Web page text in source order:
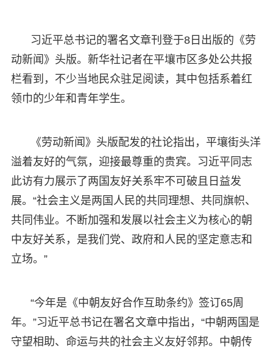
习近平总书记的署名文章刊登于8日出版的《劳
动新闻》头版。新华社记者在平壤市区多处公共报
栏看到，不少当地民众驻足阅读，其中包括系着红
领巾的少年和青年学生。
《劳动新闻》头版配发的社论指出，平壤街头洋
溢着友好的气氛，迎接最尊重的贵宾。习近平同志
此访有力展示了两国友好关系牢不可破且日益发
展。“社会主义是两国人民的共同理想、共同旗帜、
共同伟业。不断加强和发展以社会主义为核心的朝
中友好关系，是我们党、政府和人民的坚定意志和
立场。”
“今年是《中朝友好合作互助条约》签订65周
年。”习近平总书记在署名文章中指出，“中朝两国是
守望相助、命运与共的社会主义友好邻邦。中朝传